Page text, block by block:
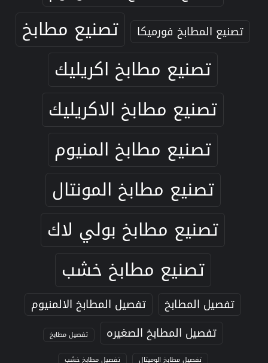
تصنيع المطابخ فورميكا
تصنيع مطابخ
تصنيع مطابخ اكريليك
تصنيع مطابخ الاكريليك
تصنيع مطابخ المنيوم
تصنيع مطابخ المونتال
تصنيع مطابخ بولي لاك
تصنيع مطابخ خشب
تفصيل المطابخ
تفصيل المطابخ الالمنيوم
تفصيل المطابخ الصغيره
تفصيل مطابخ
تفصيل مطابخ الوميتال
تفصيل مطابخ خشب